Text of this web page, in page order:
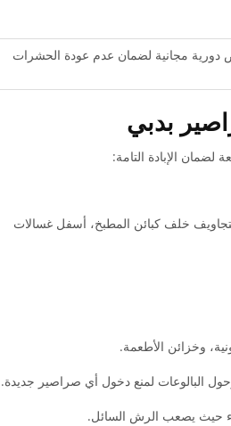
دورية مجانية لضمان عدم عودة الحشرات
بدبي
الإبادة التامة:
خلف كبائن المطبخ، أسفل غسالات
وخزائن الأطعمة.
البالوعات لمنع دخول أي صراصير جديدة.
حيث يصعب الرش السائل.